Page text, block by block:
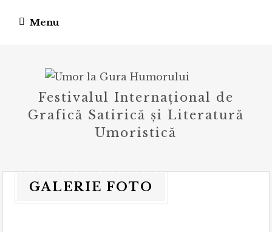
Menu
Festivalul Internațional de
Grafică Satirică și Literatură
Umoristică
GALERIE FOTO